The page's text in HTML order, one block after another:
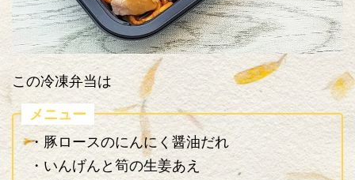
この冷凍弁当は
メニュー
・豚ロースのにんにく醤油だれ
・いんげんと筍の生姜あえ